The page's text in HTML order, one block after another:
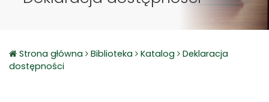
Strona główna Biblioteka Katalog
Deklaracja
dostępności